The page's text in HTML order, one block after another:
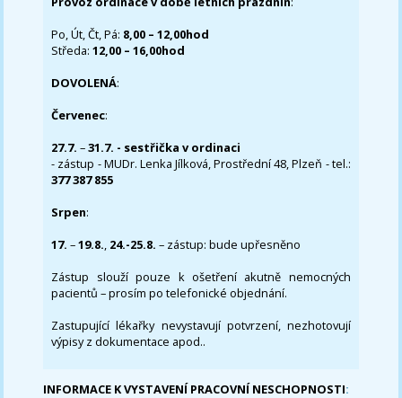
Po, Út, Čt, Pá: 8,00 – 12,00hod
Středa:12,00 – 16,00hod
DOVOLENÁ:
Červenec:
27.7.–31.7. - sestřička v ordinaci
- zástup - MUDr. Lenka Jílková, Prostřední 48, Plzeň - tel.:
377 387 855
Srpen:
17. –19.8., 24.-25.8. – zástup: bude upřesněno
Zástup slouží pouze k ošetření akutně nemocných
pacientů – prosím po telefonické objednání.
Zastupující lékařky nevystavují potvrzení, nezhotovují
výpisy z dokumentace apod..
INFORMACE K VYSTAVENÍ PRACOVNÍ NESCHOPNOSTI: